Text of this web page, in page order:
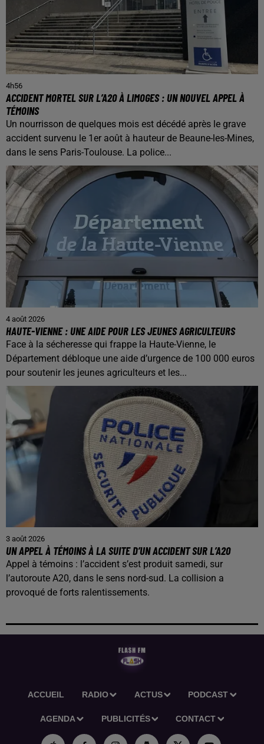
4h56
ACCIDENT MORTEL SUR L’A20 À LIMOGES : UN NOUVEL APPEL À
TÉMOINS
Un nourrisson de quelques mois est décédé après le grave
accident survenu le 1er août à hauteur de Beaune-les-Mines,
dans le sens Paris-Toulouse. La police...
4 août 2026
HAUTE-VIENNE : UNE AIDE POUR LES JEUNES AGRICULTEURS
Face à la sécheresse qui frappe la Haute-Vienne, le
Département débloque une aide d’urgence de 100 000 euros
pour soutenir les jeunes agriculteurs et les...
3 août 2026
UN APPEL À TÉMOINS À LA SUITE D’UN ACCIDENT SUR L’A20
Appel à témoins : l’accident s’est produit samedi, sur
l’autoroute A20, dans le sens nord-sud. La collision a
provoqué de forts ralentissements.
ACCUEIL RADIO ACTUS PODCAST
AGENDA PUBLICITÉS CONTACT